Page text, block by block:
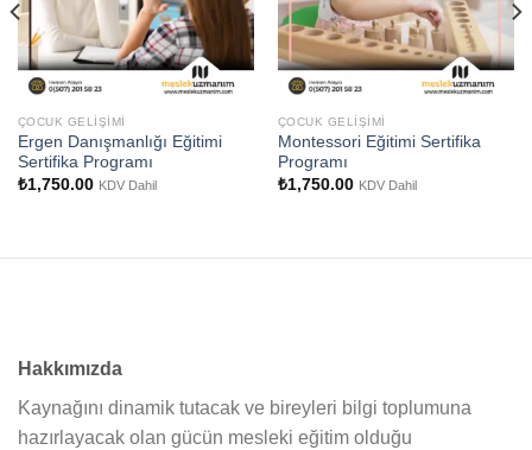
ÇOCUK GELIŞIMI
Ergen Danışmanlığı Eğitimi
Sertifika Programı
₺1,750.00 KDV Dahil
ÇOCUK GELIŞIMI
Montessori Eğitimi Sertifika
Programı
₺1,750.00 KDV Dahil
Hakkımızda
Kaynağını dinamik tutacak ve bireyleri bilgi toplumuna
hazırlayacak olan gücün mesleki eğitim olduğu